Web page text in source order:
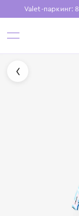
Valet-паркинг:
Установите